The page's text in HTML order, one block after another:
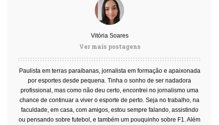
Vitória Soares
Ver mais postagens
Paulista em terras paraibanas, jornalista em formação e apaixonada
por esportes desde pequena. Tinha o sonho de ser nadadora
profissional, mas como não deu certo, encontrei no jornalismo uma
chance de continuar a viver o esporte de perto. Seja no trabalho, na
faculdade, em casa, com amigos, estou sempre falando, assistindo
ou pensando sobre futebol, e também um pouquinho sobre F1. Além